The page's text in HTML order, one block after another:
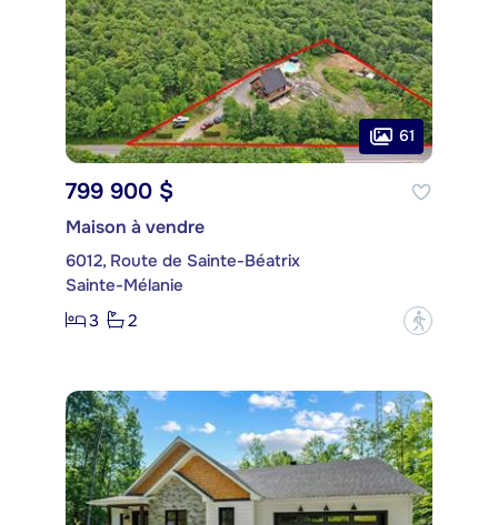
61
799 900 $
Maison à vendre
6012, Route de Sainte-Béatrix
Sainte-Mélanie
3
2 ?